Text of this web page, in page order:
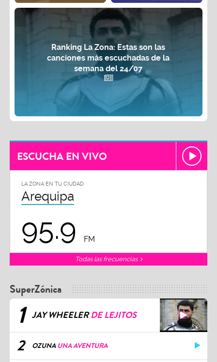
Ranking La Zona: Estas son las
canciones más escuchadas de la
semana del 24/07
ESCUCHA EN VIVO
LA ZONA EN TU CIUDAD
Arequipa
95.9 FM
Todas las frecuencias
SuperZónica
1 JAY WHEELERDE LEJITOS
2 OZUNA UNA AVENTURA